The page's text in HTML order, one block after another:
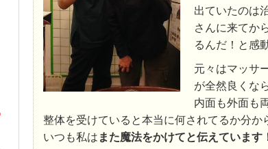
出ていたのは
さんに来てか
るんだ！と感
元々はマッサ
が全然良くな
内面も外面も
整体を受けていると本当に何されてるか分
いつも私は また魔法をかけてと伝えています